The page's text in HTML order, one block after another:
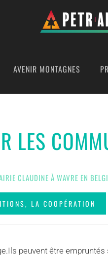
AVENIR MONTAGNES
LES
CLAUDINE À WAVRE EN
LA COOPÉRATION
peuvent être